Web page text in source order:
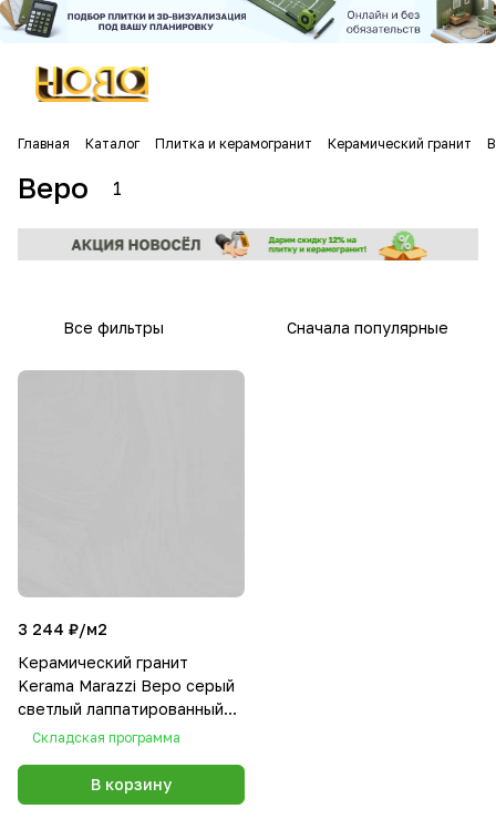
Главная Каталог Плитка и керамогранит Керамический гранит
Веро 1
Все фильтры Сначала популярные
3 244 ₽/м2
Керамический гранит
Kerama Marazzi Веро серый
светлый лаппатированный
обрезной 60х60
Складская программа
В корзину